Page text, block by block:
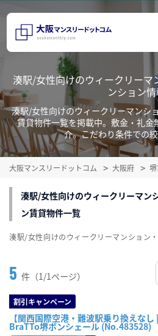
湊駅/女性向けのウィークリーマ
ンション
湊駅/女性向けのウィークリーマンシ
賃貸物件一覧を掲載中。敷金・礼金
介。こだわり条件での
大阪マンスリードットコム 大阪府
湊駅/女性向けのウィークリーマン
ン賃貸物件一覧
5 件（1/1ページ）
割引キャンペーン
【関西国際空港・難波駅乗り換えなし
BraTTo堺ボンシェール (No.483528)